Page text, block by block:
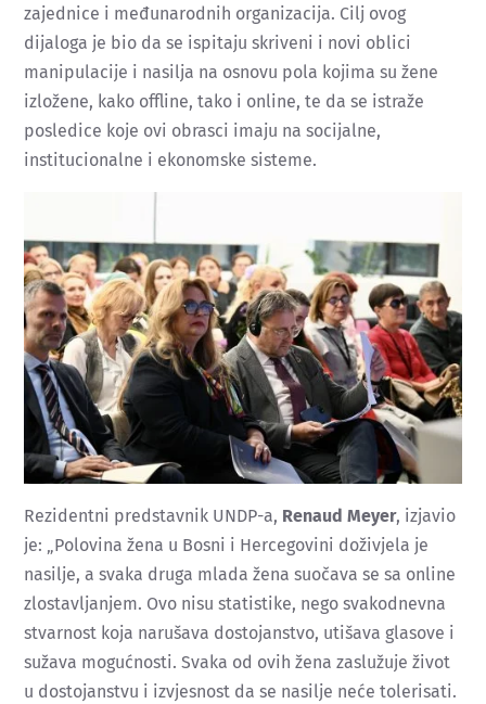
zajednice i međunarodnih organizacija. Cilj ovog
dijaloga je bio da se ispitaju skriveni i novi oblici
manipulacije i nasilja na osnovu pola kojima su žene
izložene, kako offline, tako i online, te da se istraže
posledice koje ovi obrasci imaju na socijalne,
institucionalne i ekonomske sisteme.
Rezidentni predstavnik UNDP-a, Renaud Meyer, izjavio
je: „Polovina žena u Bosni i Hercegovini doživjela je
nasilje, a svaka druga mlada žena suočava se sa online
zlostavljanjem. Ovo nisu statistike, nego svakodnevna
stvarnost koja narušava dostojanstvo, utišava glasove i
sužava mogućnosti. Svaka od ovih žena zaslužuje život
u dostojanstvu i izvjesnost da se nasilje neće tolerisati.